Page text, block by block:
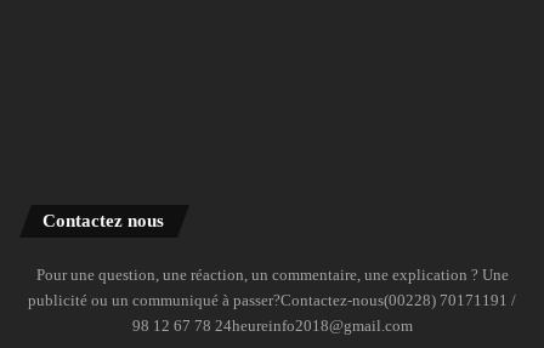
Contactez nous
Pour une question, une réaction, un commentaire, une explication ? Une
publicité ou un communiqué à passer?Contactez-nous(00228) 70171191 /
98 12 67 78 24heureinfo2018@gmail.com